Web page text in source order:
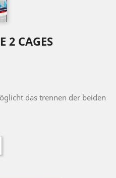
2 CAGES
das trennen der beiden